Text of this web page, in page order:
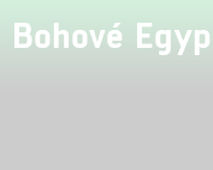
Bohové